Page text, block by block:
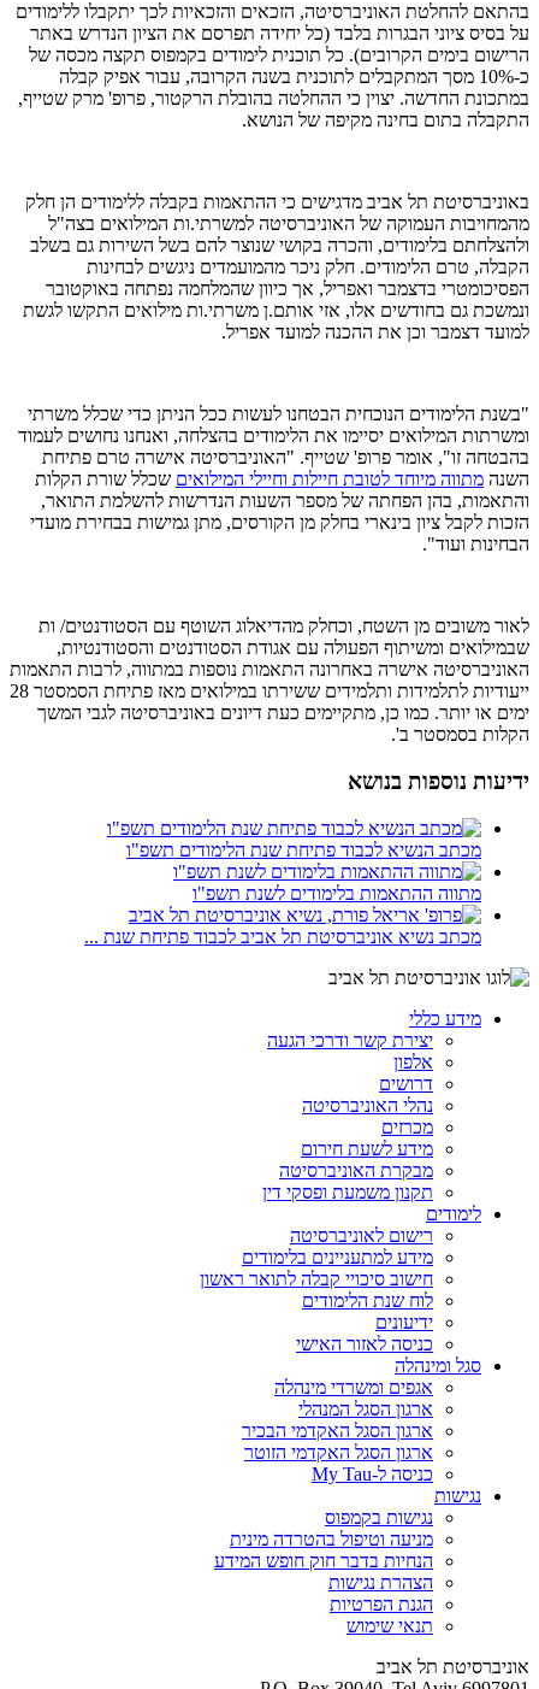
בהתאם להחלטת האוניברסיטה, הזכאים והזכאיות לכך יתקבלו ללימודים
על בסיס ציוני הבגרות בלבד (כל יחידה תפרסם את הציון הנדרש באתר
הרישום בימים הקרובים). כל תוכנית לימודים בקמפוס תקצה מכסה של
כ-10% מסך המתקבלים לתוכנית בשנה הקרובה, עבור אפיק קבלה
במתכונת החדשה. יצוין כי ההחלטה בהובלת הרקטור, פרופ' מרק שטייף,
התקבלה בתום בחינה מקיפה של הנושא.
באוניברסיטת תל אביב מדגישים כי ההתאמות בקבלה ללימודים הן חלק
מהמחויבות העמוקה של האוניברסיטה למשרתי.ות המילואים בצה"ל
ולהצלחתם בלימודים, והכרה בקושי שנוצר להם בשל השירות גם בשלב
הקבלה, טרם הלימודים. חלק ניכר מהמועמדים ניגשים לבחינות
הפסיכומטרי בדצמבר ואפריל, אך כיוון שהמלחמה נפתחה באוקטובר
ונמשכת גם בחודשים אלו, אזי אותם.ן משרתי.ות מילואים התקשו לגשת
למועד דצמבר וכן את ההכנה למועד אפריל.
"בשנת הלימודים הנוכחית הבטחנו לעשות ככל הניתן כדי שכלל משרתי
ומשרתות המילואים יסיימו את הלימודים בהצלחה, ואנחנו נחושים לעמוד
בהבטחה זו", אומר פרופ' שטייף. "האוניברסיטה אישרה טרם פתיחת
השנה מתווה מיוחד לטובת חיילות וחיילי המילואים שכלל שורת הקלות
והתאמות, בהן הפחתה של מספר השעות הנדרשות להשלמת התואר,
הזכות לקבל ציון בינארי בחלק מן הקורסים, מתן גמישות בבחירת מועדי
הבחינות ועוד".
לאור משובים מן השטח, וכחלק מהדיאלוג השוטף עם הסטודנטים/ ות
שבמילואים ומשיתוף הפעולה עם אגודת הסטודנטים והסטודנטיות,
האוניברסיטה אישרה באחרונה התאמות נוספות במתווה, לרבות התאמות
ייעודיות לתלמידות ותלמידים ששירתו במילואים מאז פתיחת הסמסטר 28
ימים או יותר. כמו כן, מתקיימים כעת דיונים באוניברסיטה לגבי המשך
הקלות בסמסטר ב'.
ידיעות נוספות בנושא
מכתב הנשיא לכבוד פתיחת שנת הלימודים תשפ"ו
מתווה ההתאמות בלימודים לשנת תשפ"ו
מכתב נשיא אוניברסיטת תל אביב לכבוד פתיחת שנת ...
מידע כללי
יצירת קשר ודרכי הגעה
אלפון
דרושים
נהלי האוניברסיטה
מכרזים
מידע לשעת חירום
מבקרת האוניברסיטה
תקנון משמעת ופסקי דין
לימודים
רישום לאוניברסיטה
מידע למתעניינים בלימודים
חישוב סיכויי קבלה לתואר ראשון
לוח שנת הלימודים
ידיעונים
כניסה לאזור האישי
סגל ומינהלה
אגפים ומשרדי מינהלה
ארגון הסגל המנהלי
ארגון הסגל האקדמי הבכיר
ארגון הסגל האקדמי הזוטר
כניסה ל-My Tau
נגישות
נגישות בקמפוס
מניעה וטיפול בהטרדה מינית
הנחיות בדבר חוק חופש המידע
הצהרת נגישות
הגנת הפרטיות
תנאי שימוש
אוניברסיטת תל אביב